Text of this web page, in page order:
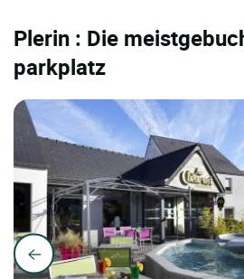
Plerin : Die
parkplatz